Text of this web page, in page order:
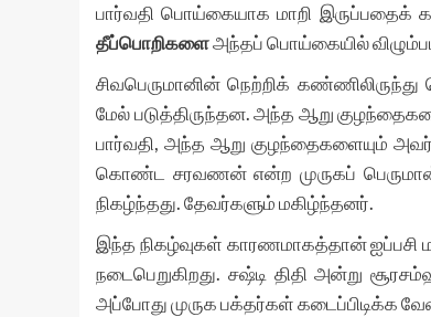
பார்வதி பொய்கையாக மாறி இருப்பதைக்
தீப்பொறிகளைஅந்தப் பொய்கையில்
சிவபெருமானின் நெற்றிக்
மேல் படுத்திருந்தன. அந்த ஆறு
பார்வதி, அந்த ஆறு குழந்தைகளையும்
கொண்ட சரவணன் என்ற முருகப்
நிகழ்ந்தது. தேவர்களும் மகிழ்ந்தனர்.
இந்த நிகழ்வுகள் காரணமாகத்தான் ஐப்பசி
நடைபெறுகிறது. சஷ்டி திதி அன்று
அப்போது முருக பக்தர்கள் கடைப்பிடிக்க